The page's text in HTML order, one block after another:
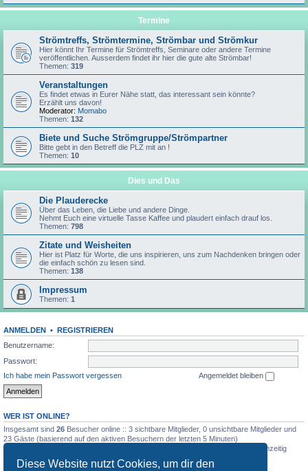
Diese Website nutzt Cookies, um dir den
Termine
Strömtreffs, Strömtermine, Strömbar und Strömkur
Hier könnt Ihr Termine für Strömtreffs, Seminare oder andere Termine
veröffentlichen. Ausserdem findet ihr hier die gute alte Strömbar!
Themen: 319
Veranstaltungen
Es findet etwas in Eurer Nähe statt, das interessant sein könnte?
Erzählt uns davon!
Moderator: Momabo
Themen: 132
Biete und Suche Strömgruppe/Strömpartner
Bitte gebt in den Betreff die PLZ mit an !
Themen: 10
Dies und Das
Die Plauderecke
Über das Leben, die Liebe und andere Dinge.
Nehmt Euch eine virtuelle Tasse Kaffee und plaudert einfach drauf los.
Themen: 798
Zitate und Weisheiten
Hier ist Platz für Worte, die uns inspirieren, uns zum Nachdenken bringen oder
die einfach schön zu lesen sind.
Themen: 138
Impressum
Themen: 1
ANMELDEN • REGISTRIEREN
Benutzername:
Passwort:
Ich habe mein Passwort vergessen
Angemeldet bleiben
WER IST ONLINE?
Insgesamt sind 26 Besucher online :: 3 sichtbare Mitglieder, 0 unsichtbare Mitglieder und
23 Gäste (basierend auf den aktiven Besuchern der letzten 5 Minuten)
Der Besucherrekord liegt bei
Besuchern, die am 4. August 2026, 19:00 gleichzeitig
online waren.